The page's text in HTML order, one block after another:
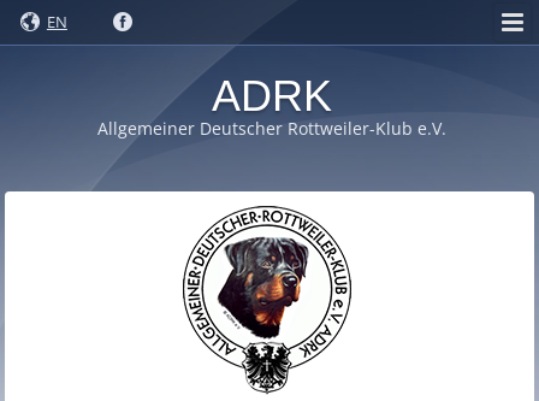
EN
ADRK
Allgemeiner Deutscher Rottweiler-Klub e.V.